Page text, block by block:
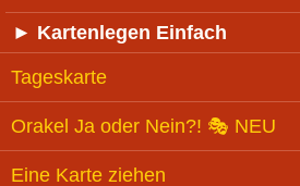
► Kartenlegen Einfach
Tageskarte
Orakel Ja oder Nein?! 🎭 NEU
Eine Karte ziehen